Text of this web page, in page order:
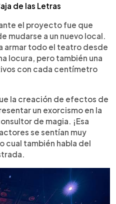
de las Letras
el proyecto fue que
mudarse a un nuevo local.
armar todo el teatro desde
locura, pero también una
con cada centímetro
la creación de efectos de
un exorcismo en la
de magia. ¡Esa
se sentían muy
cual también habla del